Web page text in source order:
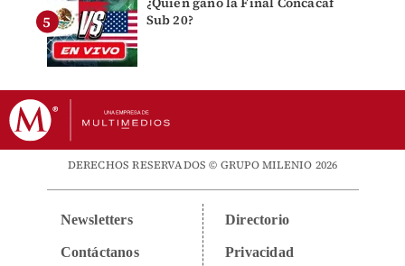
Sub 20?
DERECHOS RESERVADOS © GRUPO MILENIO 2026
Newsletters
Contáctanos
Directorio
Privacidad